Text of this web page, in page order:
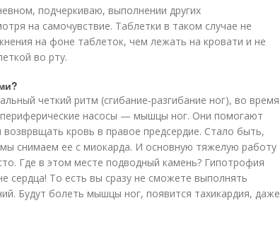
подчеркиваю, выполнении других
на самочувствие. Таблетки в таком случае не
на фоне таблеток, чем лежать на кровати и не
во рту.
четкий ритм (сгибание-разгибание ног), во время
насосы — мышцы ног. Они помогают
кровь в правое предсердие. Стало быть,
снимаем ее с миокарда. И основную тяжелую работу
Где в этом месте подводный камень? Гипотрофия
сердца! То есть вы сразу не сможете выполнять
Будут болеть мышцы ног, появится тахикардия, даже